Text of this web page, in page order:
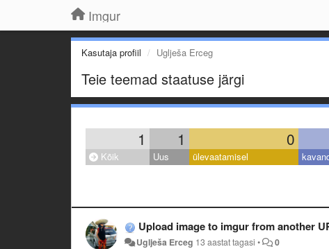
Imgur
Kasutaja profiil Uglješa Erceg
Teie teemad staatuse järgi
1 1 0
Kõik Uus ülevaatamisel
Upload image to imgur from another
Uglješa Erceg 13 aastat tagasi • 0